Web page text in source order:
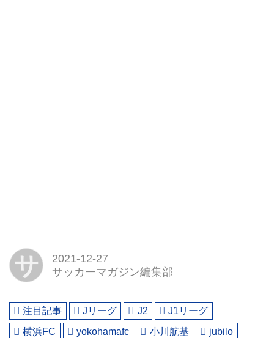
サ
2021-12-27
サッカーマガジン編集部
注目記事 Jリーグ J2
J1リーグ
横浜FC
yokohamafc 小川航基
jubilo